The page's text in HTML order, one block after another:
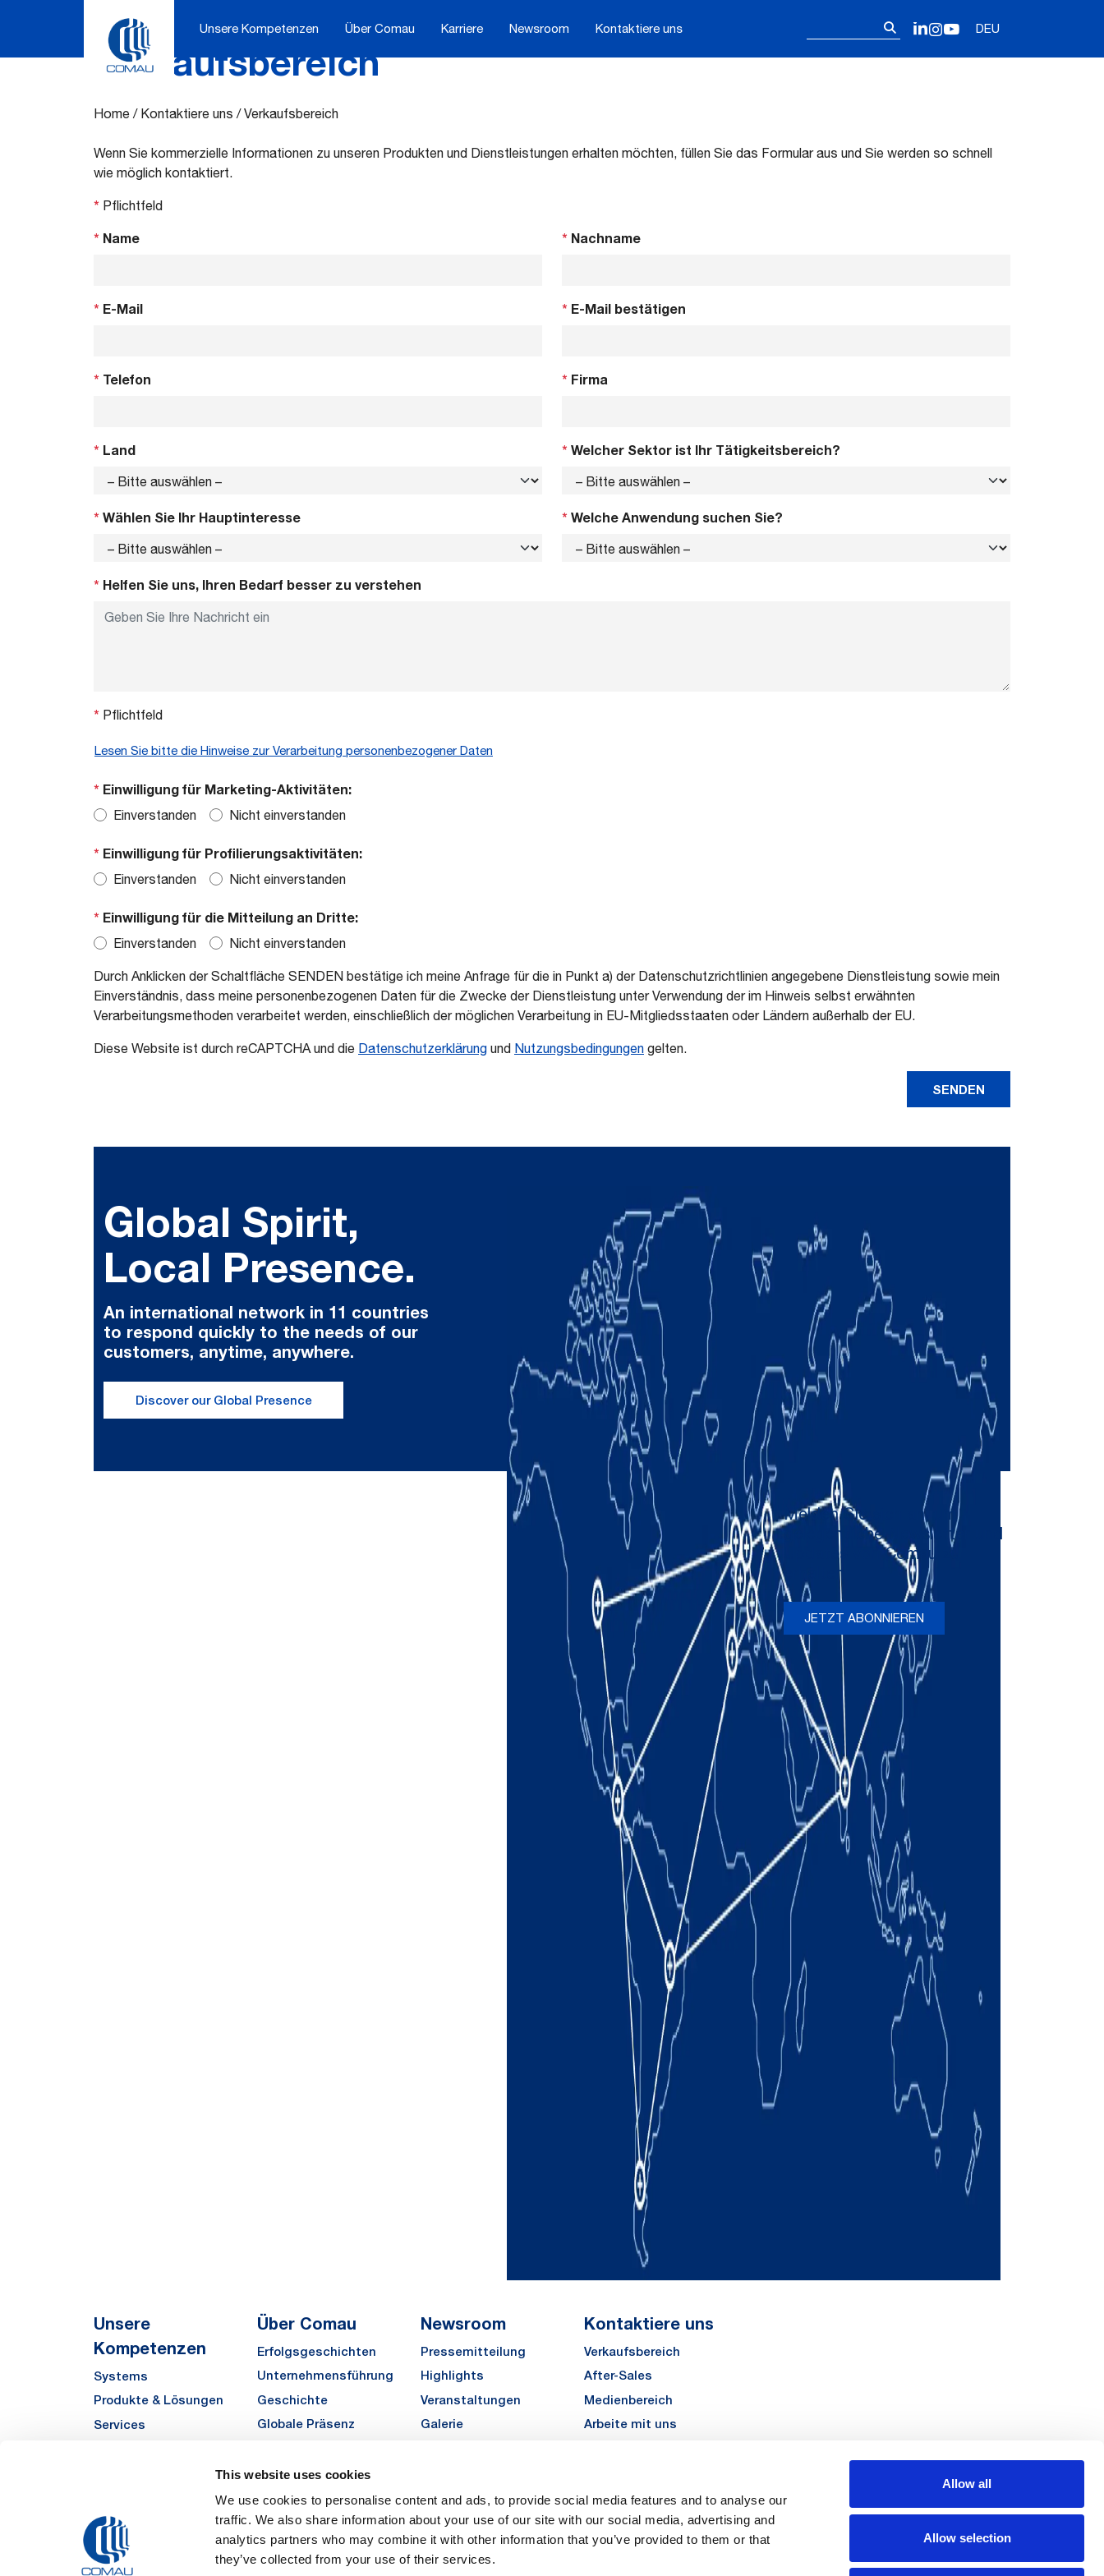
This website uses cookies
We use cookies to personalise content and ads, to provide social media features and to analyse our
traffic. We also share information about your use of our site with our social media, advertising and
analytics partners who may combine it with other information that you’ve provided to them or that
they’ve collected from your use of their services.
Allow all
Allow selection
Follow us on
LinkedIn
Instagram
YouTube
DEU
Unsere Kompetenzen Über Comau Karriere Newsroom Kontaktiere uns
Verkaufsbereich
Home / Kontaktiere uns /Verkaufsbereich
Wenn Sie kommerzielle Informationen zu unseren Produkten und Dienstleistungen erhalten möchten, füllen Sie das Formular aus und Sie werden so schnell
wie möglich kontaktiert.
* Pflichtfeld
* Name * Nachname
* E-Mail * E-Mail bestätigen
* Telefon * Firma
* Land * Welcher Sektor ist Ihr Tätigkeitsbereich?
* Wählen Sie Ihr Hauptinteresse * Welche Anwendung suchen Sie?
* Helfen Sie uns, Ihren Bedarf besser zu verstehen
* Pflichtfeld
Lesen Sie bitte die Hinweise zur Verarbeitung personenbezogener Daten
* Einwilligung für Marketing-Aktivitäten:
Einverstanden Nicht einverstanden
* Einwilligung für Profilierungsaktivitäten:
Einverstanden Nicht einverstanden
* Einwilligung für die Mitteilung an Dritte:
Einverstanden Nicht einverstanden
Durch Anklicken der Schaltfläche SENDEN bestätige ich meine Anfrage für die in Punkt a) der Datenschutzrichtlinien angegebene Dienstleistung sowie mein
Einverständnis, dass meine personenbezogenen Daten für die Zwecke der Dienstleistung unter Verwendung der im Hinweis selbst erwähnten
Verarbeitungsmethoden verarbeitet werden, einschließlich der möglichen Verarbeitung in EU-Mitgliedsstaaten oder Ländern außerhalb der EU.
Diese Website ist durch reCAPTCHA und die Datenschutzerklärung und Nutzungsbedingungen gelten.
Global Spirit,
Local Presence.
An international network in 11 countries
to respond quickly to the needs of our
customers, anytime, anywhere.
Discover our Global Presence
Unsere
Kompetenzen
Systems
Produkte & Lösungen
Services
Über Comau
Erfolgsgeschichten
Unternehmensführung
Geschichte
Globale Präsenz
Sustainability
Zulieferer
Funded Projects
Karriere
Newsroom
Pressemitteilung
Highlights
Veranstaltungen
Galerie
Kontaktiere uns
Verkaufsbereich
After-Sales
Medienbereich
Arbeite mit uns
LinkedIn
Instagram
YouTube
Melden Sie sich an, um
gelegentliche Newsletter und
Updates von Comau zu
erhalten
JETZT ABONNIEREN